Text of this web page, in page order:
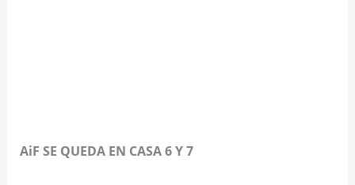
AiF SE QUEDA EN CASA 6 Y 7